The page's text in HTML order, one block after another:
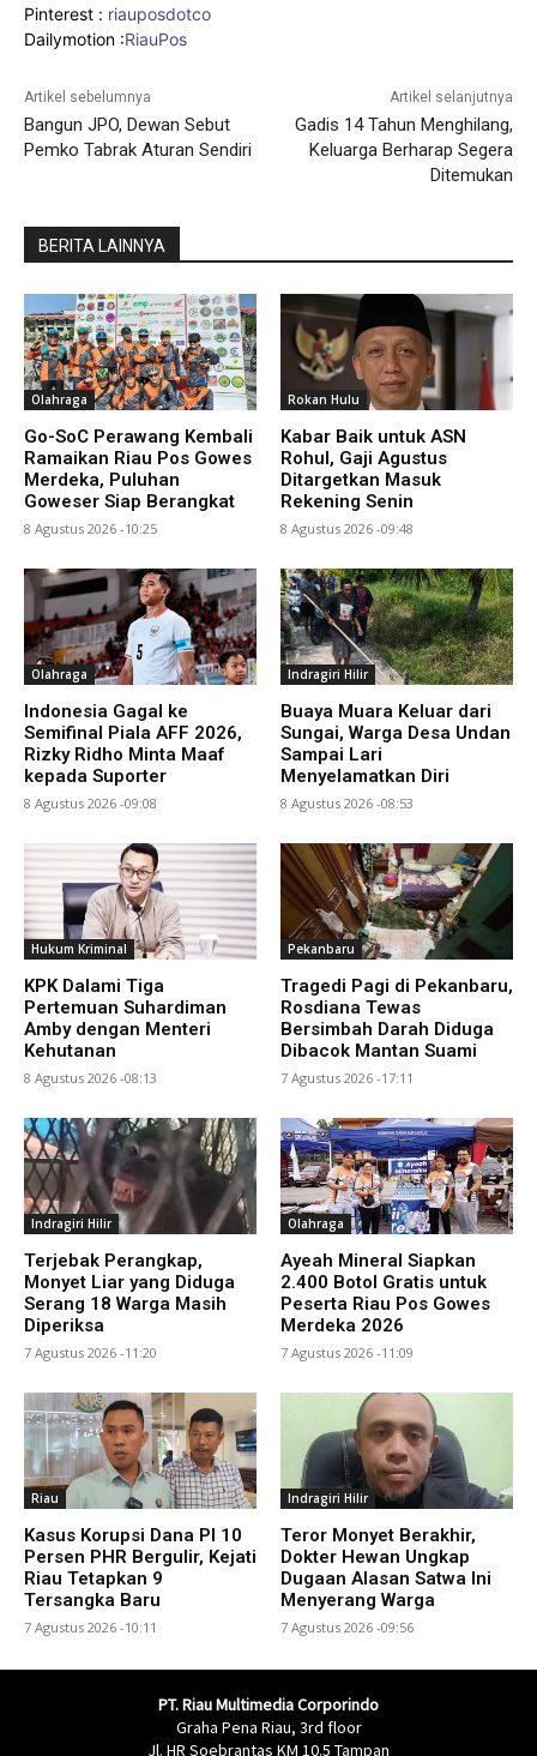
Pinterest : riauposdotco
Dailymotion :RiauPos
Artikel sebelumnya
Bangun JPO, Dewan Sebut
Pemko Tabrak Aturan Sendiri
Artikel selanjutnya
Gadis 14 Tahun Menghilang,
Keluarga Berharap Segera
Ditemukan
BERITA LAINNYA
Olahraga
Go-SoC Perawang Kembali
Ramaikan Riau Pos Gowes
Merdeka, Puluhan
Goweser Siap Berangkat
8 Agustus 2026 -10:25
Rokan Hulu
Kabar Baik untuk ASN
Rohul, Gaji Agustus
Ditargetkan Masuk
Rekening Senin
8 Agustus 2026 -09:48
Olahraga
Indonesia Gagal ke
Semifinal Piala AFF 2026,
Rizky Ridho Minta Maaf
kepada Suporter
8 Agustus 2026 -09:08
Indragiri Hilir
Buaya Muara Keluar dari
Sungai, Warga Desa Undan
Sampai Lari
Menyelamatkan Diri
8 Agustus 2026 -08:53
Hukum Kriminal
KPK Dalami Tiga
Pertemuan Suhardiman
Amby dengan Menteri
Kehutanan
8 Agustus 2026 -08:13
Pekanbaru
Tragedi Pagi di Pekanbaru,
Rosdiana Tewas
Bersimbah Darah Diduga
Dibacok Mantan Suami
7 Agustus 2026 -17:11
Indragiri Hilir
Terjebak Perangkap,
Monyet Liar yang Diduga
Serang 18 Warga Masih
Diperiksa
7 Agustus 2026 -11:20
Olahraga
Ayeah Mineral Siapkan
2.400 Botol Gratis untuk
Peserta Riau Pos Gowes
Merdeka 2026
7 Agustus 2026 -11:09
Riau
Kasus Korupsi Dana PI 10
Persen PHR Bergulir, Kejati
Riau Tetapkan 9
Tersangka Baru
7 Agustus 2026 -10:11
Indragiri Hilir
Teror Monyet Berakhir,
Dokter Hewan Ungkap
Dugaan Alasan Satwa Ini
Menyerang Warga
7 Agustus 2026 -09:56
PT. Riau Multimedia Corporindo
Graha Pena Riau, 3rd floor
Jl. HR Soebrantas KM 10.5 Tampan